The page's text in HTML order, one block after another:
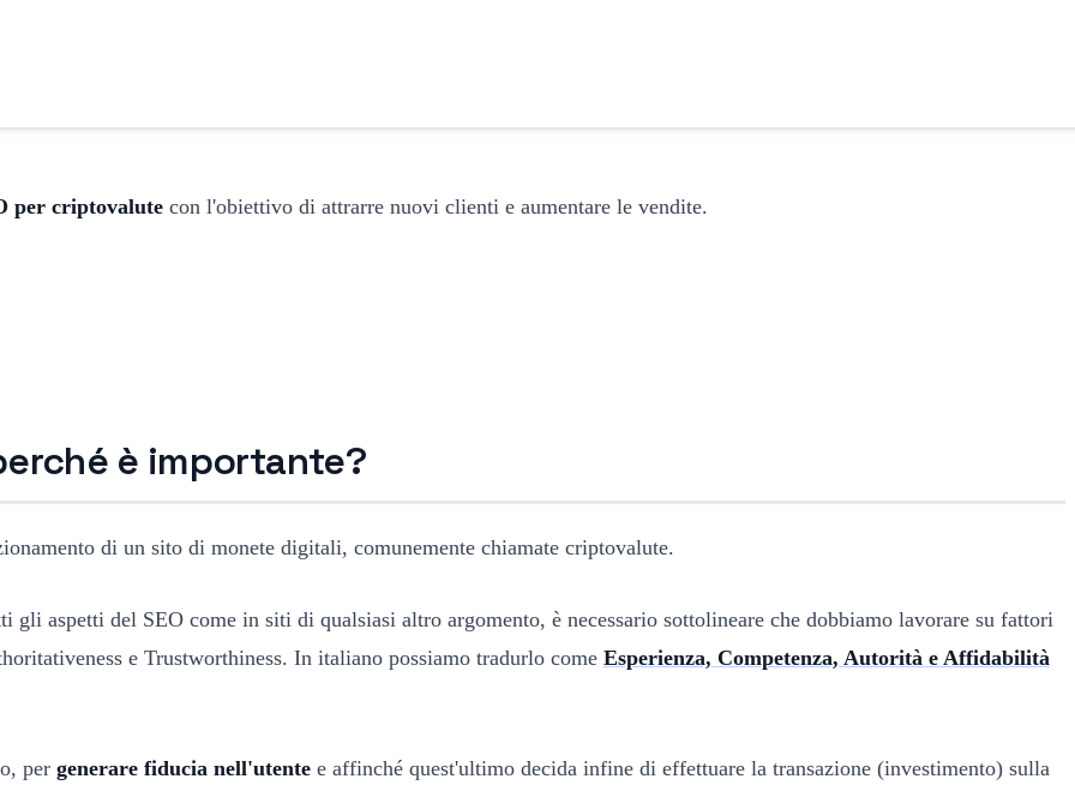
per criptovalute con l'obiettivo di attrarre nuovi clienti e aumentare le vendite.
è importante?
di un sito di monete digitali, comunemente chiamate criptovalute.
aspetti del SEO come in siti di qualsiasi altro argomento, è necessario sottolineare che dobbiamo lavorare su fattori
e Trustworthiness. In italiano possiamo tradurlo come Esperienza, Competenza, Autorità e Affidabilità
per generare fiducia nell'utente e affinché quest'ultimo decida infine di effettuare la transazione (investimento) sulla